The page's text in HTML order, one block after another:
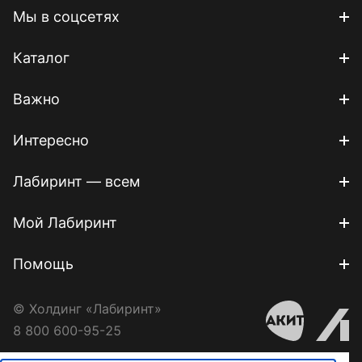
Мы в соцсетях
Каталог
Важно
Интересно
Лабиринт — всем
Мой Лабиринт
Помощь
© Холдинг «Лабиринт»
8 800 600-95-25